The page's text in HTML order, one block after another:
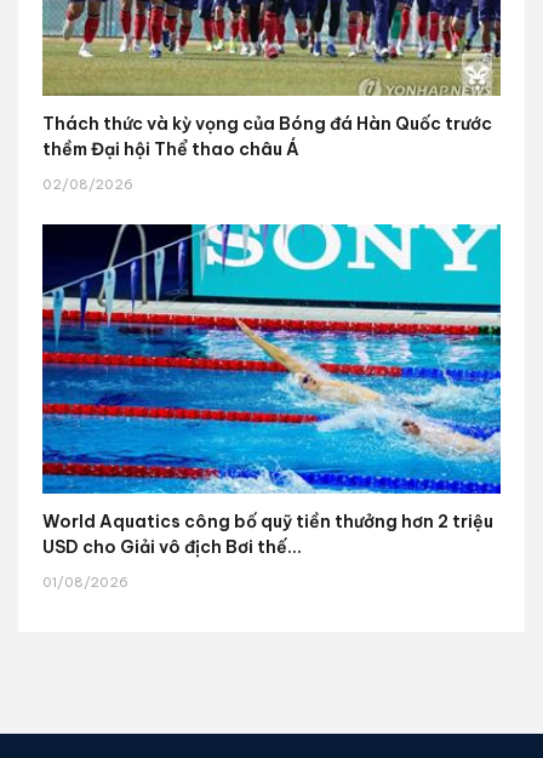
Thách thức và kỳ vọng của Bóng đá Hàn Quốc trước
thềm Đại hội Thể thao châu Á
02/08/2026
World Aquatics công bố quỹ tiền thưởng hơn 2 triệu
USD cho Giải vô địch Bơi thế...
01/08/2026